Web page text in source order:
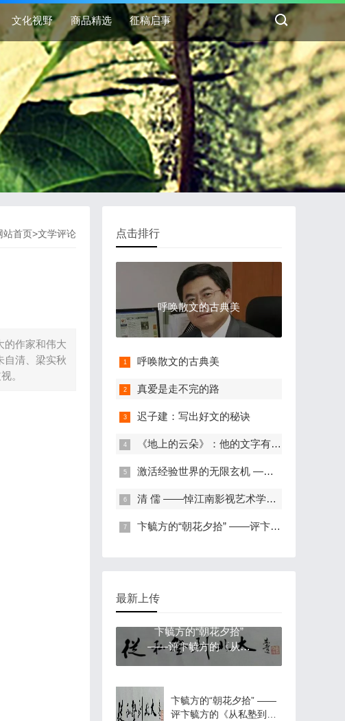
文化视野 商品精选 征稿启事
站首页>文学评论
的作家和伟大
自清、梁实秋
。
点击排行
呼唤散文的古典美
呼唤散文的古典美
真爱是走不完的路
迟子建：写出好文的秘诀
《地上的云朵》：他的文字有热度有硬度
激活经验世界的无限玄机 ——《星火》原浆散文读感
清 儒 ——悼江南影视艺术学院学术委员会主任王政红教授
卞毓方的“朝花夕拾” ——评卞毓方的《从私塾到北大》
最新上传
卞毓方的“朝花夕拾”
——评卞毓方的《从私
塾到北大》
卞毓方的“朝花夕拾” ——
评卞毓方的《从私塾到北